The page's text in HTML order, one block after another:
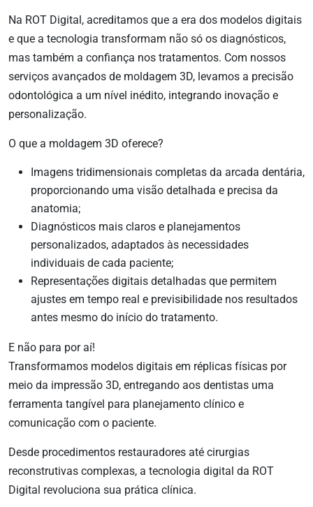
Na ROT Digital, acreditamos que a era dos modelos digitais
e que a tecnologia transformam não só os diagnósticos,
mas também a confiança nos tratamentos. Com nossos
serviços avançados de moldagem 3D, levamos a precisão
odontológica a um nível inédito, integrando inovação e
personalização.
O que a moldagem 3D oferece?
Imagens tridimensionais completas da arcada dentária,
proporcionando uma visão detalhada e precisa da
anatomia;
Diagnósticos mais claros e planejamentos
personalizados, adaptados às necessidades
individuais de cada paciente;
Representações digitais detalhadas que permitem
ajustes em tempo real e previsibilidade nos resultados
antes mesmo do início do tratamento.
E não para por aí!
Transformamos modelos digitais em réplicas físicas por
meio da impressão 3D, entregando aos dentistas uma
ferramenta tangível para planejamento clínico e
comunicação com o paciente.
Desde procedimentos restauradores até cirurgias
reconstrutivas complexas, a tecnologia digital da ROT
Digital revoluciona sua prática clínica.